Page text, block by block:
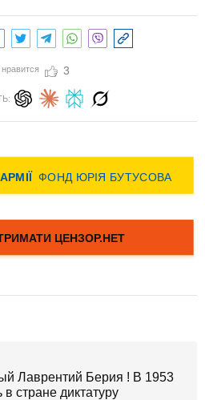
3
Лаврентий Берия ! В 1953
в стране диктатуру